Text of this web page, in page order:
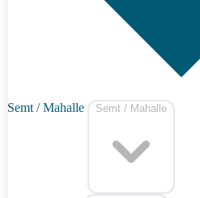
Semt / Mahalle Semt / Mahalle